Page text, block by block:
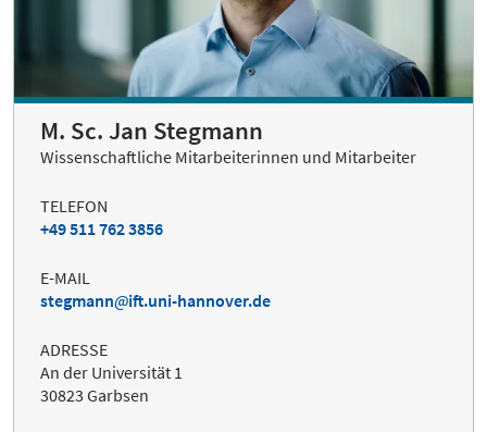
M. Sc. Jan Stegmann
Wissenschaftliche Mitarbeiterinnen und Mitarbeiter
TELEFON
+49 511 762 3856
E-MAIL
stegmann
ift.uni-hannover.de
ADRESSE
An der Universität 1
30823 Garbsen